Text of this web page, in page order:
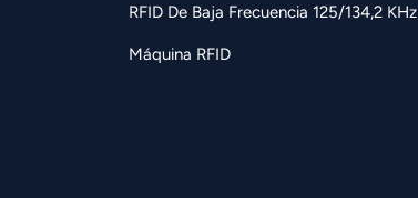
RFID De Baja Frecuencia 125/134,2 KHz
Máquina RFID